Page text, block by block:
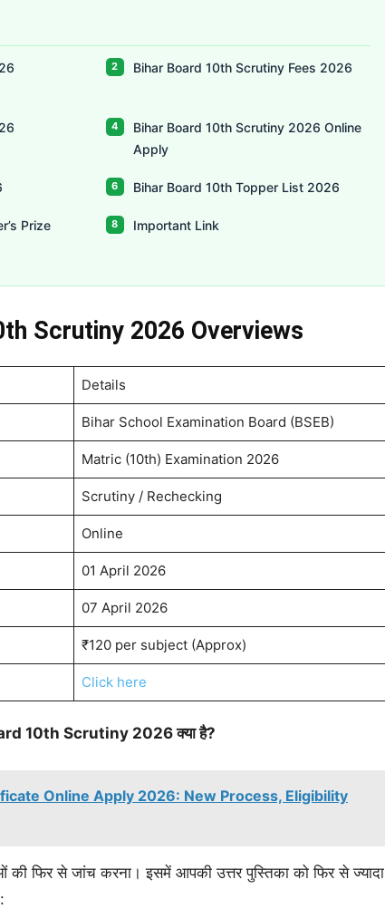
Bihar Board 10th Scrutiny Fees 2026
Bihar Board 10th Scrutiny 2026 Online
Apply
Bihar Board 10th Topper List 2026
Prize Important Link
Scrutiny 2026 Overviews
Details
Bihar School Examination Board (BSEB)
Matric (10th) Examination 2026
Scrutiny / Rechecking
Online
01 April 2026
07 April 2026
₹120 per subject (Approx)
Click here
10th Scrutiny 2026 क्या है?
Online Apply 2026: New Process, Eligibility
की फिर से जांच करना। इसमें आपकी उत्तर पुस्तिका को फिर से ज्यादा